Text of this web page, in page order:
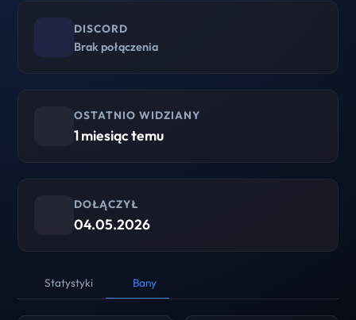
DISCORD
Brak połączenia
OSTATNIO WIDZIANY
1 miesiąc temu
DOŁĄCZYŁ
04.05.2026
Statystyki Bany